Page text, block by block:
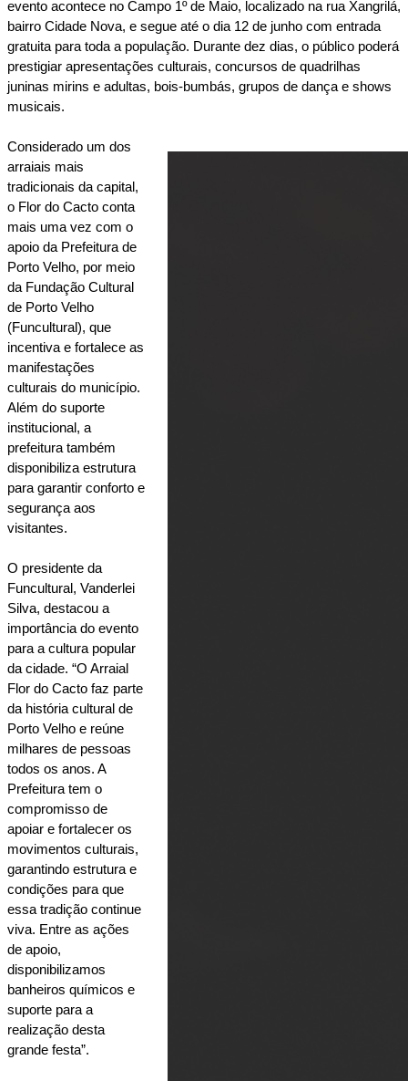
evento acontece no Campo 1º de Maio, localizado na rua Xangrilá,
bairro Cidade Nova, e segue até o dia 12 de junho com entrada
gratuita para toda a população. Durante dez dias, o público poderá
prestigiar apresentações culturais, concursos de quadrilhas
juninas mirins e adultas, bois-bumbás, grupos de dança e shows
musicais.
Considerado um dos
arraiais mais
tradicionais da capital,
o Flor do Cacto conta
mais uma vez com o
apoio da Prefeitura de
Porto Velho, por meio
da Fundação Cultural
de Porto Velho
(Funcultural), que
incentiva e fortalece as
manifestações
culturais do município.
Além do suporte
institucional, a
prefeitura também
disponibiliza estrutura
para garantir conforto e
segurança aos
visitantes.
O presidente da
Funcultural, Vanderlei
Silva, destacou a
importância do evento
para a cultura popular
da cidade. “O Arraial
Flor do Cacto faz parte
da história cultural de
Porto Velho e reúne
milhares de pessoas
todos os anos. A
Prefeitura tem o
compromisso de
apoiar e fortalecer os
movimentos culturais,
garantindo estrutura e
condições para que
essa tradição continue
viva. Entre as ações
de apoio,
disponibilizamos
banheiros químicos e
suporte para a
realização desta
grande festa”.